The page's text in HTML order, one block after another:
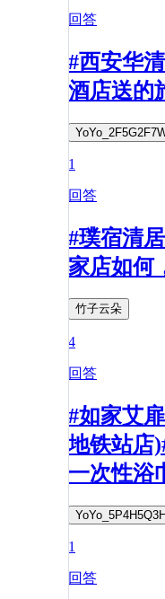
回答
#西安华
酒店送的
1
回答
#璞宿清
家店如何
竹子云朵
4
回答
#如家艾
地铁站店
一次性浴
YoYo_5P4H5Q3H
1
回答